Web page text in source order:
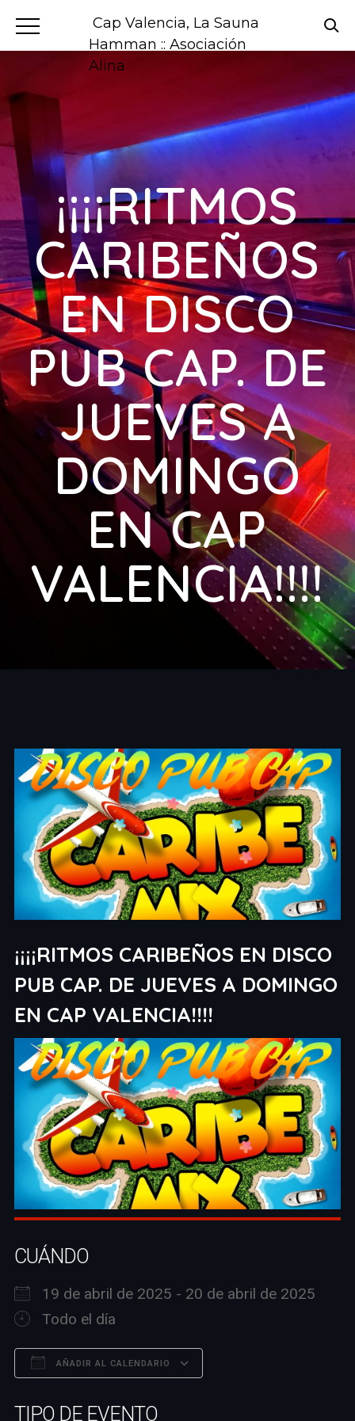
Cap Valencia, La Sauna
Hamman :: Asociación
Alina
¡¡¡¡RITMOS
CARIBEÑOS
EN DISCO
PUB CAP. DE
JUEVES A
DOMINGO
EN CAP
VALENCIA!!!!
¡¡¡¡RITMOS CARIBEÑOS EN DISCO
PUB CAP. DE JUEVES A DOMINGO
EN CAP VALENCIA!!!!
CUÁNDO
19 de abril de 2025 - 20 de abril de 2025
Todo el día
AÑADIR AL CALENDARIO
TIPO DE EVENTO